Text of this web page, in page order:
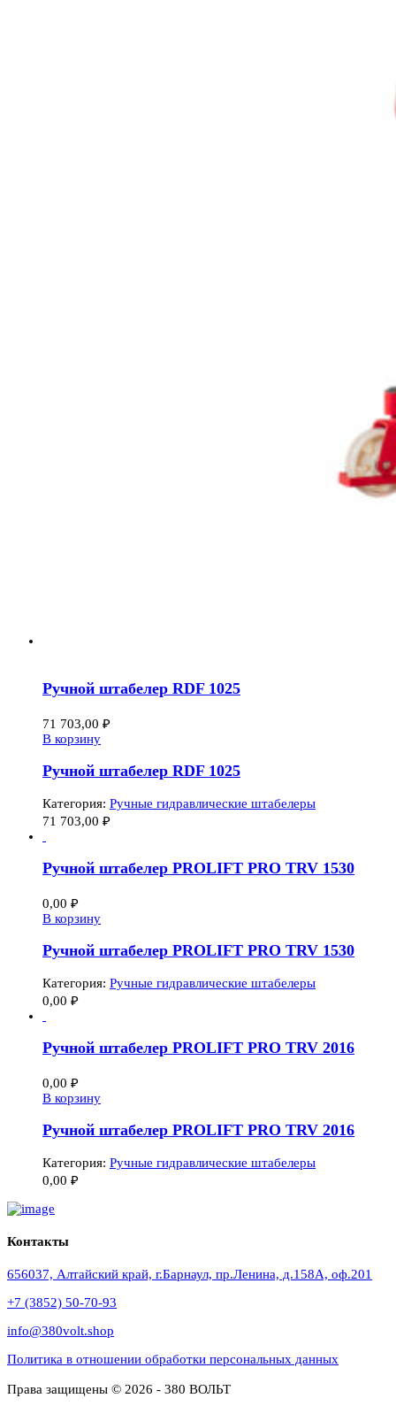
Ручной штабелер RDF 1025
71 703,00 ₽
В корзину
Ручной штабелер RDF 1025
Категория: Ручные гидравлические штабелеры
71 703,00 ₽
Ручной штабелер PROLIFT PRO TRV 1530
0,00 ₽
В корзину
Ручной штабелер PROLIFT PRO TRV 1530
Категория: Ручные гидравлические штабелеры
0,00 ₽
Ручной штабелер PROLIFT PRO TRV 2016
0,00 ₽
В корзину
Ручной штабелер PROLIFT PRO TRV 2016
Категория: Ручные гидравлические штабелеры
0,00 ₽
Контакты
656037, Алтайский край, г.Барнаул, пр.Ленина, д.158А, оф.201
+7 (3852) 50-70-93
info@380volt.shop
Политика в отношении обработки персональных данных
Права защищены © 2026 - 380 ВОЛЬТ